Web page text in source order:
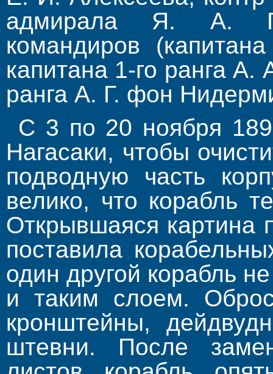
адмирала Я. А.
командиров
капитана 1-го ранга А.
ранга А. Г. фон
С 3 по 20 ноября
Нагасаки, чтобы
подводную часть
велико, что ко­рабль
Открывшаяся картина
поставила
один другой корабль
и таким слоем.
кронштейны,
штевни. После